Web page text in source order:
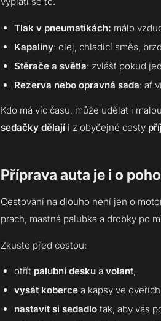
Tlak v pneumatikách: málo
Kapaliny: olej, chladicí směs,
Stěrače a světla: zvlášť pokud
Rezerva nebo opravná sada: ať
Kdo má víc času, může udělat i
sedačky dělají i z obyčejné cesty
Příprava auta je i o
Cestování na dlouho není jen o
prach, mastná palubka a drobky po
Zkuste před cestou:
otřít palubní desku avolant,
vysát koberce a kapsy ve
nastavit si sedadlo tak, aby vás